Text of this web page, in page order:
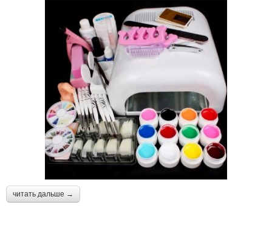
читать дальше →